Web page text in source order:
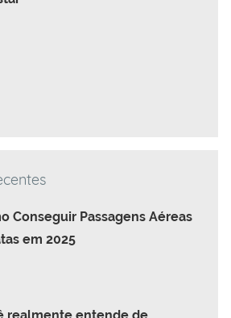
Conseguir Passagens Aéreas
em 2025